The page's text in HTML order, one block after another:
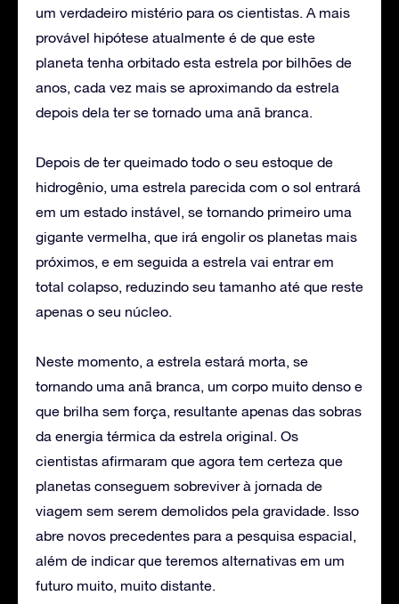
um verdadeiro mistério para os cientistas. A mais
provável hipótese atualmente é de que este
planeta tenha orbitado esta estrela por bilhões de
anos, cada vez mais se aproximando da estrela
depois dela ter se tornado uma anã branca.
Depois de ter queimado todo o seu estoque de
hidrogênio, uma estrela parecida com o sol entrará
em um estado instável, se tornando primeiro uma
gigante vermelha, que irá engolir os planetas mais
próximos, e em seguida a estrela vai entrar em
total colapso, reduzindo seu tamanho até que reste
apenas o seu núcleo.
Neste momento, a estrela estará morta, se
tornando uma anã branca, um corpo muito denso e
que brilha sem força, resultante apenas das sobras
da energia térmica da estrela original. Os
cientistas afirmaram que agora tem certeza que
planetas conseguem sobreviver à jornada de
viagem sem serem demolidos pela gravidade. Isso
abre novos precedentes para a pesquisa espacial,
além de indicar que teremos alternativas em um
futuro muito, muito distante.